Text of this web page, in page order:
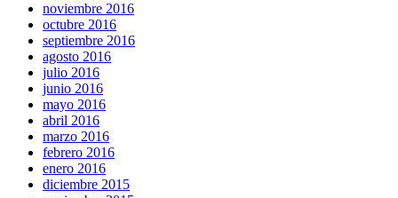
noviembre 2016
octubre 2016
septiembre 2016
agosto 2016
julio 2016
junio 2016
mayo 2016
abril 2016
marzo 2016
febrero 2016
enero 2016
diciembre 2015